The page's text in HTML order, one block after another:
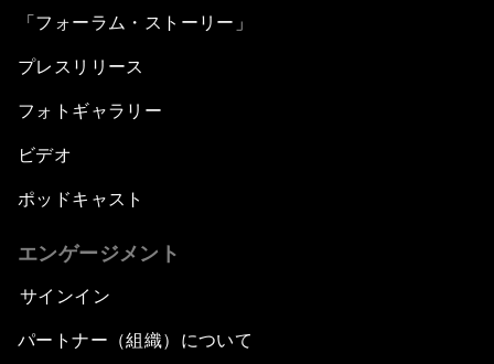
「フォーラム・ストーリー」
プレスリリース
フォトギャラリー
ビデオ
ポッドキャスト
エンゲージメント
サインイン
パートナー（組織）について